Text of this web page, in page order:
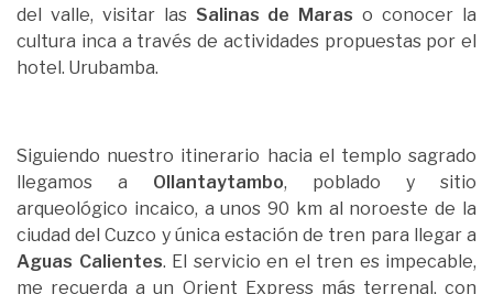
del valle, visitar las Salinas de Maras o conocer la
cultura inca a través de actividades propuestas por el
hotel. Urubamba.
Siguiendo nuestro itinerario hacia el templo sagrado
llegamos a Ollantaytambo, poblado y sitio
arqueológico incaico, a unos 90 km al noroeste de la
ciudad del Cuzco y única estación de tren para llegar a
Aguas Calientes. El servicio en el tren es impecable,
me recuerda a un Orient Express más terrenal, con